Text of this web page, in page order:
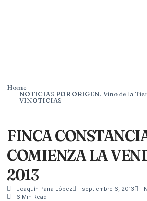
Home
NOTICIAS POR ORIGEN, Vino de la
VINOTICIAS
FINCA
COMIENZA LA
2013
Joaquín Parra López septiembre 6, 2013
6 Min Read